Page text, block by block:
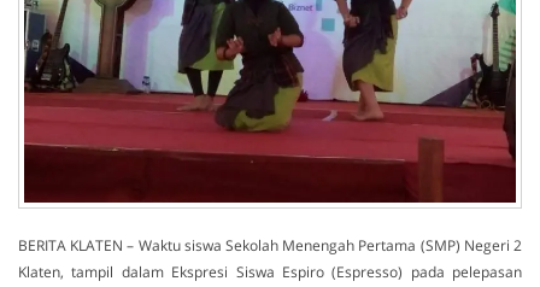
BERITA KLATEN – Waktu siswa Sekolah Menengah Pertama (SMP) Negeri 2
Klaten, tampil dalam Ekspresi Siswa Espiro (Espresso) pada pelepasan